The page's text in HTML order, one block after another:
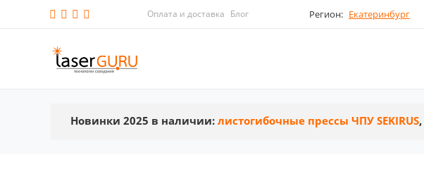
Оплата и доставка Блог Регион: Екатеринбург
Новинки 2025 в наличии: листогибочные прессы ЧПУ SEKIRUS,